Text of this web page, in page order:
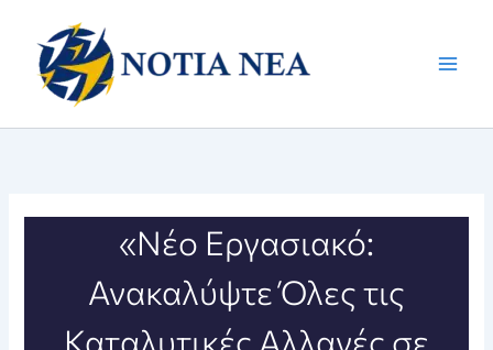
περιεχόμενο
«Νέο Εργασιακό:
Ανακαλύψτε Όλες τις
Καταλυτικές Αλλαγές σε